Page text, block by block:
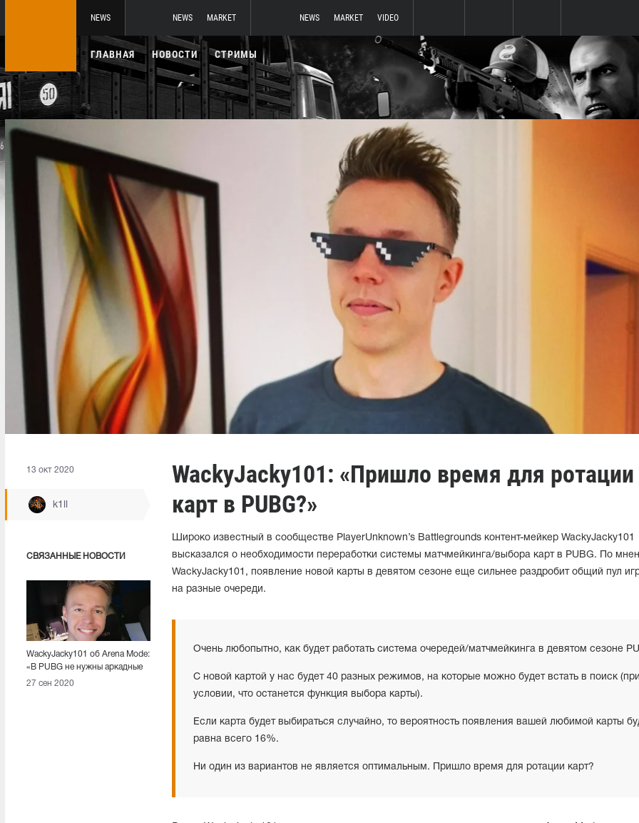
NEWS NEWS MARKET NEWS MARKET VIDEO
ГЛАВНАЯ НОВОСТИ СТРИМЫ
13 окт 2020
k1ll
СВЯЗАННЫЕ НОВОСТИ
WackyJacky101 об Arena Mode:
«В PUBG не нужны аркадные
режимы»
27 сен 2020
WackyJacky101: «Пришло время для ротации
карт в PUBG?»
Широко известный в сообществе PlayerUnknown’s Battlegrounds контент-мейкер WackyJacky101
высказался о необходимости переработки системы матчмейкинга/выбора карт в PUBG. По
WackyJacky101, появление новой карты в девятом сезоне еще сильнее раздробит общий пул
на разные очереди.
Очень любопытно, как будет работать система очередей/матчмейкинга в девятом сезоне
С новой картой у нас будет 40 разных режимов, на которые можно будет встать в поиск
условии, что останется функция выбора карты).
Если карта будет выбираться случайно, то вероятность появления вашей любимой карты
равна всего 16%.
Ни один из вариантов не является оптимальным. Пришло время для ротации карт?